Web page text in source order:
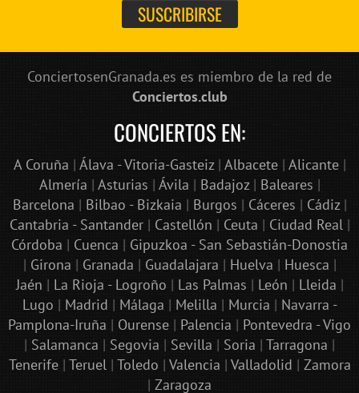
ConciertosenGranada.es es miembro de la red de
Conciertos.club
CONCIERTOS EN:
A Coruña | Álava - Vitoria-Gasteiz| Albacete| Alicante|
Almería | Asturias | Ávila | Badajoz| Baleares |
Barcelona | Bilbao - Bizkaia | Burgos | Cáceres | Cádiz|
Cantabria - Santander| Castellón | Ceuta | Ciudad Real|
Córdoba | Cuenca | Gipuzkoa - San Sebastián-Donostia
| Girona | Granada | Guadalajara | Huelva | Huesca |
Jaén | La Rioja - Logroño | Las Palmas | León | Lleida |
Lugo | Madrid | Málaga | Melilla | Murcia | Navarra -
Pamplona-Iruña | Ourense | Palencia | Pontevedra - Vigo
| Salamanca | Segovia | Sevilla | Soria | Tarragona |
Tenerife| Teruel| Toledo | Valencia | Valladolid | Zamora
| Zaragoza